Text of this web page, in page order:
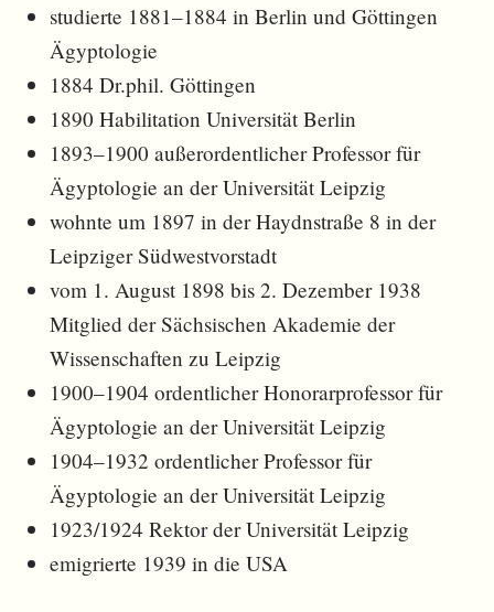
studierte 1881–1884 in Berlin und Göttingen
Ägyptologie
1884 Dr.phil. Göttingen
1890 Habilitation Universität Berlin
1893–1900 außerordentlicher Professor für
Ägyptologie an der Universität Leipzig
wohnte um 1897 in der Haydnstraße 8 in der
Leipziger Südwestvorstadt
vom 1. August 1898 bis 2. Dezember 1938
Mitglied der Sächsischen Akademie der
Wissenschaften zu Leipzig
1900–1904 ordentlicher Honorarprofessor für
Ägyptologie an der Universität Leipzig
1904–1932 ordentlicher Professor für
Ägyptologie an der Universität Leipzig
1923/1924 Rektor der Universität Leipzig
emigrierte 1939 in die USA